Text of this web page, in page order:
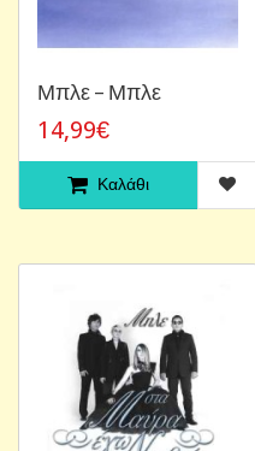
Μπλε ‎– Μπλε
14,99€
Καλάθι